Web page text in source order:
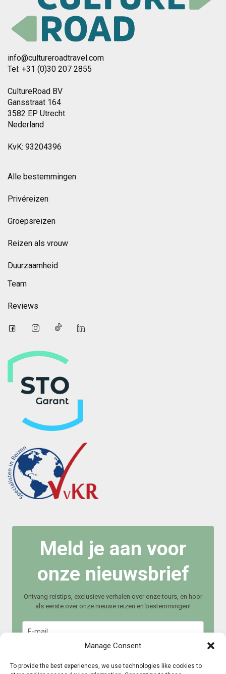
Manage Consent
To provide the best experiences, we use technologies like cookies to
info@cultureroadtravel.com
Tel: +31 (0)30 207 2855
CultureRoad BV
Gansstraat 164
3582 EP Utrecht
Nederland
KvK: 93204396
Alle bestemmingen
Privéreizen
Groepsreizen
Reizen als vrouw
Duurzaamheid
Team
Reviews
Meld je aan voor
onze nieuwsbrief
Ontvang reistips, exclusieve verhalen over onze tours, en hoor
als eerste over onze nieuwe reizen en bestemmingen!